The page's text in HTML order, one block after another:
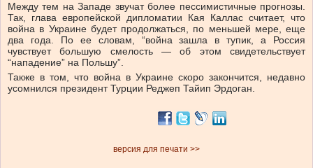
Между тем на Западе звучат более пессимистичные прогнозы.
Так, глава европейской дипломатии Кая Каллас считает, что
война в Украине будет продолжаться, по меньшей мере, еще
два года. По ее словам, “война зашла в тупик, а Россия
чувствует большую смелость — об этом свидетельствует
“нападение” на Польшу”.
Также в том, что война в Украине скоро закончится, недавно
усомнился президент Турции Реджеп Тайип Эрдоган.
версия для печати >>